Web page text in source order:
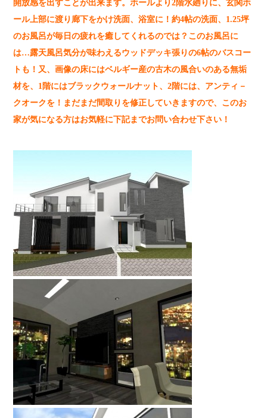
開放感を出すことが出来ます。ホールより2階水廻りに、玄関ホ
ール上部に渡り廊下をかけ洗面、浴室に！約4帖の洗面、1.25坪
のお風呂が毎日の疲れを癒してくれるのでは？このお風呂に
は…露天風呂気分が味わえるウッドデッキ張りの6帖のバスコー
トも！又、画像の床にはベルギー産の古木の風合いのある無垢
材を、1階にはブラックウォールナット、2階には、アンティ－
クオーク を！まだまだ間取りを修正していきますので、このお
家が気になる方はお気軽に下記までお問い合わせ下さい！